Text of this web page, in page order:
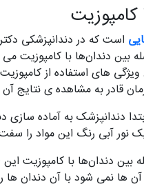
کامپوزیت
است که در دندانپزشکی
بین دندان‌ها با کامپوزیت
های استفاده از
قادر به مشاهده ی نتایج
دندانپزشک به آماده
نور آبی رنگ این مواد را
بین دندان‌ها با کامپوزیت
نمی شود با آن دندان ها